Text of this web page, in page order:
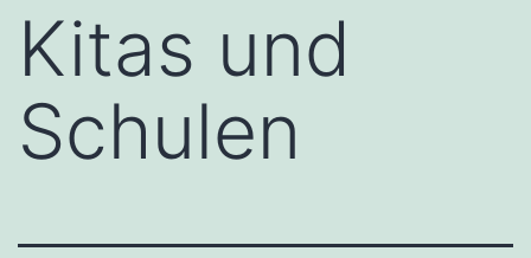
Kitas und
Schulen